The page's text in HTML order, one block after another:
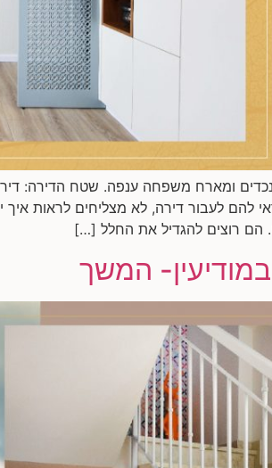
לעבור דירה, לא מצליחים לראות איך
הם רוצים להגדיל את החלל […]
המשך